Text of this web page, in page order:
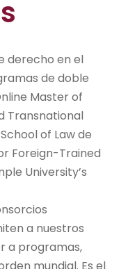
derecho en el
de doble
Master of
Transnational
of Law de
Foreign-Trained
University’s
a nuestros
a programas,
mundial. Es el